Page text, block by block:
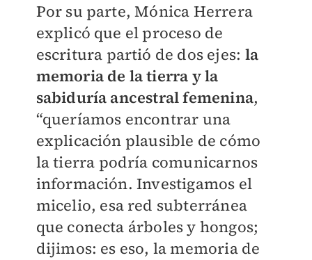
Por su parte, Mónica Herrera
explicó que el proceso de
escritura partió de dos ejes: la
memoria de la tierra y la
sabiduría ancestral femenina,
“queríamos encontrar una
explicación plausible de cómo
la tierra podría comunicarnos
información. Investigamos el
micelio, esa red subterránea
que conecta árboles y hongos;
dijimos: es eso, la memoria de